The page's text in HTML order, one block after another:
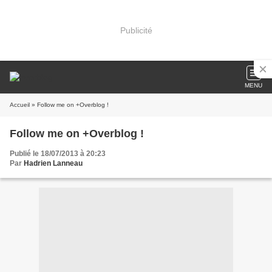
Publicité
MENU
Accueil » Follow me on +Overblog !
Follow me on +Overblog !
Publié le 18/07/2013 à 20:23
Par Hadrien Lanneau